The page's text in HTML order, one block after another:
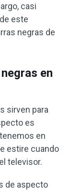
casi
este
negras de
en
sirven para
es
en
estire cuando
televisor.
de aspecto